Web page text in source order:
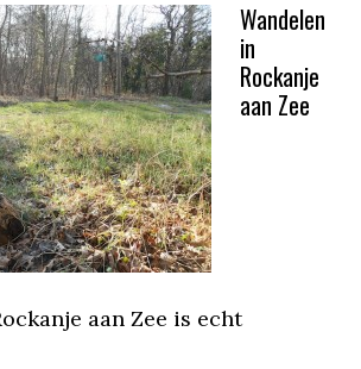
Wandelen
in
Rockanje
aan Zee
aan Zee is echt